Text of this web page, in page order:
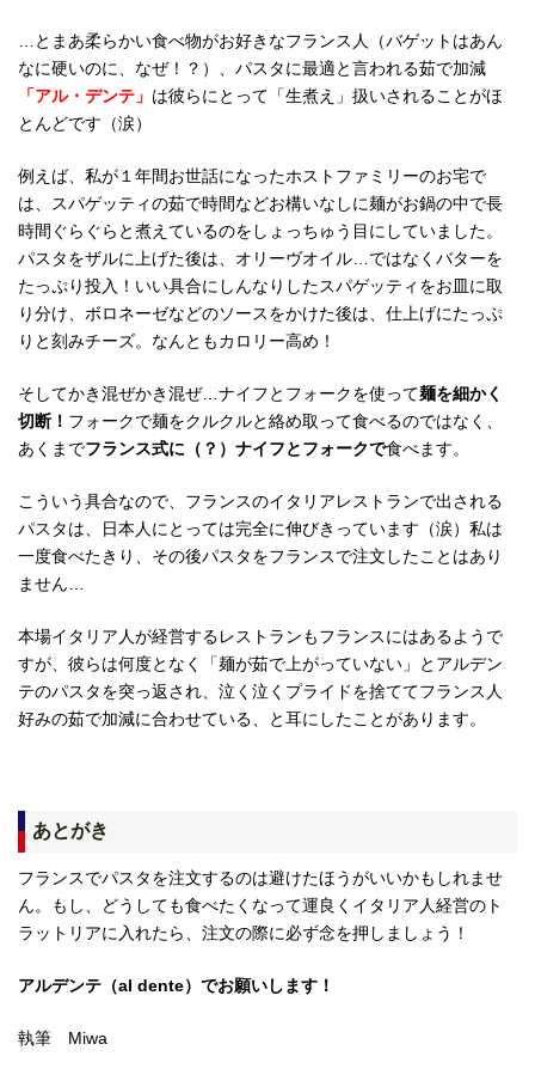
…とまあ柔らかい食べ物がお好きなフランス人（バゲットはあん
なに硬いのに、なぜ！？）、パスタに最適と言われる茹で加減
「アル・デンテ」 は彼らにとって「生煮え」扱いされることがほ
とんどです（涙）
例えば、私が１年間お世話になったホストファミリーのお宅で
は、スパゲッティの茹で時間などお構いなしに麺がお鍋の中で長
時間ぐらぐらと煮えているのをしょっちゅう目にしていました。
パスタをザルに上げた後は、オリーヴオイル…ではなくバターを
たっぷり投入！いい具合にしんなりしたスパゲッティをお皿に取
り分け、ボロネーゼなどのソースをかけた後は、仕上げにたっぷ
りと刻みチーズ。なんともカロリー高め！
そしてかき混ぜかき混ぜ…ナイフとフォークを使って麺を細かく
切断！ フォークで麺をクルクルと絡め取って食べるのではなく、
あくまでフランス式に（？）ナイフとフォークで食べます。
こういう具合なので、フランスのイタリアレストランで出される
パスタは、日本人にとっては完全に伸びきっています（涙）私は
一度食べたきり、その後パスタをフランスで注文したことはあり
ません…
本場イタリア人が経営するレストランもフランスにはあるようで
すが、彼らは何度となく「麺が茹で上がっていない」とアルデン
テのパスタを突っ返され、泣く泣くプライドを捨ててフランス人
好みの茹で加減に合わせている、と耳にしたことがあります。
あとがき
フランスでパスタを注文するのは避けたほうがいいかもしれませ
ん。もし、どうしても食べたくなって運良くイタリア人経営のト
ラットリアに入れたら、注文の際に必ず念を押しましょう！
アルデンテ（al dente）でお願いします！
執筆 Miwa